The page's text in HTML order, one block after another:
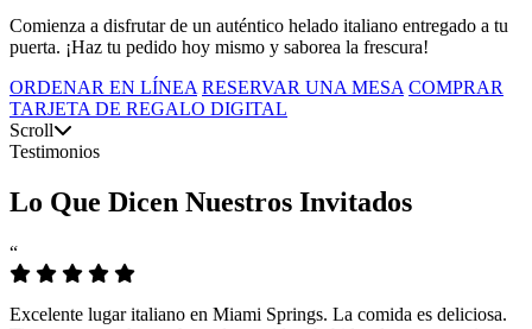
Comienza a disfrutar de un auténtico helado italiano entregado a tu
puerta. ¡Haz tu pedido hoy mismo y saborea la frescura!
ORDENAR EN LÍNEA RESERVAR UNA MESA COMPRAR
TARJETA DE REGALO DIGITAL
Scroll
Testimonios
Lo Que Dicen Nuestros Invitados
“
Excelente lugar italiano en Miami Springs. La comida es deliciosa.